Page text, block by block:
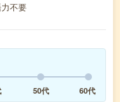
不要
50代 60代